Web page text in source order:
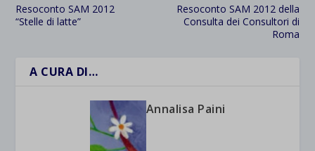
Resoconto SAM 2012
“Stelle di latte”
Resoconto SAM 2012 della
Consulta dei Consultori di
Roma
A CURA DI…
Annalisa Paini